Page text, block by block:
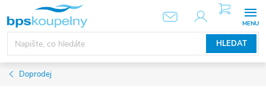
obsah
HLEDAT
NÁKUPNÍ
KOŠÍK
Doprodej